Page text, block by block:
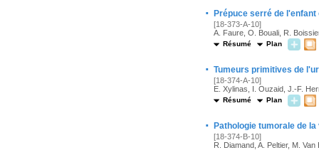
· Prépuce serré de
[18-373-A-10]
A. Faure, O. Bouali, R.
Résumé Plan
· Tumeurs primitives de
[18-374-A-10]
E. Xylinas, I. Ouzaid, J.-F.
Résumé Plan
· Pathologie tumorale de
[18-374-B-10]
R. Diamand, A. Peltier, M.